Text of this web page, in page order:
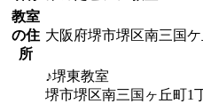
教室
の住
所
大阪府堺市堺区南三国
♪堺東教室
堺市堺区南三国ヶ丘町1